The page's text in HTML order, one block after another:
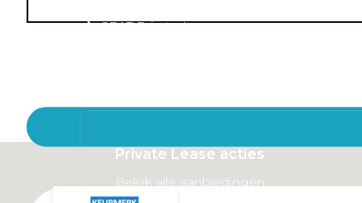
SEAT Private Lease
Private Lease acties
Bekijk alle aanbiedingen